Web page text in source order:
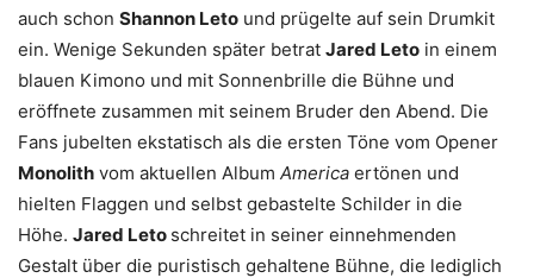
auch schon Shannon Leto und prügelte auf sein Drumkit
ein. Wenige Sekunden später betrat Jared Leto in einem
blauen Kimono und mit Sonnenbrille die Bühne und
eröffnete zusammen mit seinem Bruder den Abend. Die
Fans jubelten ekstatisch als die ersten Töne vom Opener
Monolith vom aktuellen Album America ertönen und
hielten Flaggen und selbst gebastelte Schilder in die
Höhe. Jared Leto schreitet in seiner einnehmenden
Gestalt über die puristisch gehaltene Bühne, die lediglich